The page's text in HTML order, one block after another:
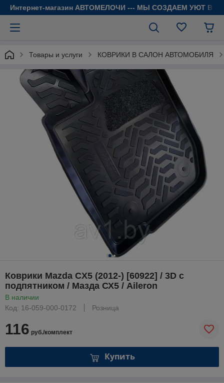
Интернет-магазин АВТОМЕЛОЧИ --- МЫ СОЗДАЕМ УЮТ В
Товары и услуги КОВРИКИ В САЛОН АВТОМОБИЛЯ
Коврики Mazda CX5 (2012-) [60922] / 3D c
подпятником / Мазда СХ5 / Aileron
В наличии
Код: 16-059-000-0172
Розница
116 руб./комплект
Купить